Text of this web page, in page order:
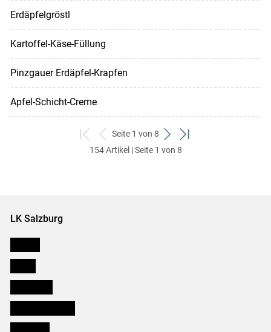
Erdäpfelgröstl
Kartoffel-Käse-Füllung
Pinzgauer Erdäpfel-Krapfen
Apfel-Schicht-Creme
zum
ersten
zurück
zum
Seite 1 von 8
weiter
zum
zum
154 Artikel | Seite 1 von 8
LK Salzburg